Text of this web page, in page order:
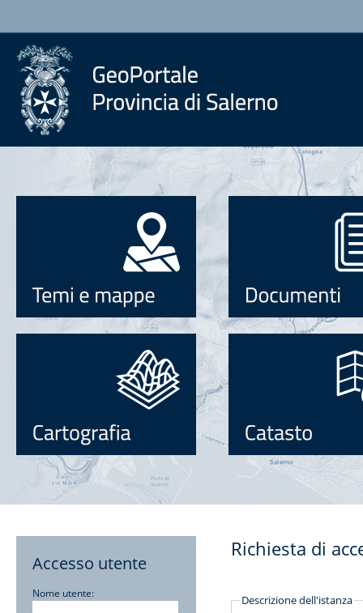
Accesso utente
Nome utente:
Richiesta di
Descrizione dell'istanza